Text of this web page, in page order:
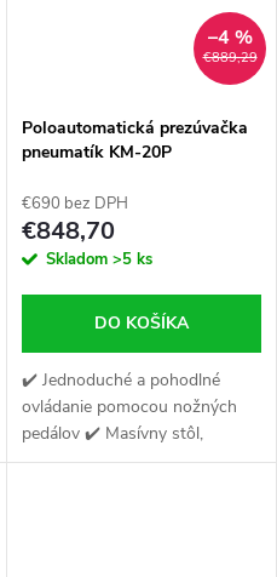
€889,29
–4 %
Poloautomatická prezúvačka
pneumatík KM-20P
€690 bez DPH
€848,70
Skladom >5 ks
DO KOŠÍKA
✔️ Jednoduché a pohodlné
ovládanie pomocou nožných
pedálov ✔️ Masívny stôl,
ovládaný dvoma aktuátormi